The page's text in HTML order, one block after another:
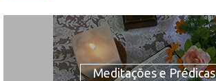
Meditações e Prédicas